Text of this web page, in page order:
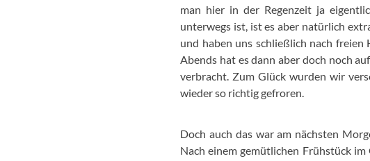
man hier in der Regenzeit ja
unterwegs ist, ist es aber natürlich
und haben uns schließlich nach
Abends hat es dann aber doch noch
verbracht. Zum Glück wurden wir
wieder so richtig gefroren.
Doch auch das war am nächsten
Nach einem gemütlichen Frühstück